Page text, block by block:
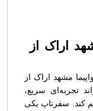
اراک از
مشهد اراک از
تجربه‌ای سریع،
کند. سفرتاپ یکی